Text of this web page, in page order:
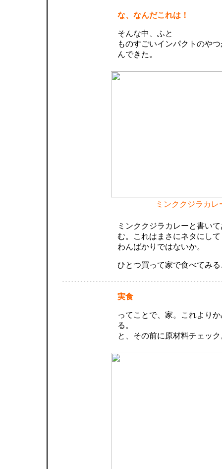
な、なんだこれは！
そんな中、ふと
ものすごいインパクトのや
んできた。
ミンククジラカレ
ミンククジラカレーと書い
む。これはまさにネタにし
わんばかりではないか。
ひとつ買って家で食べてみ
実食
ってことで、家。これより
る。
と、その前に原材料チェック